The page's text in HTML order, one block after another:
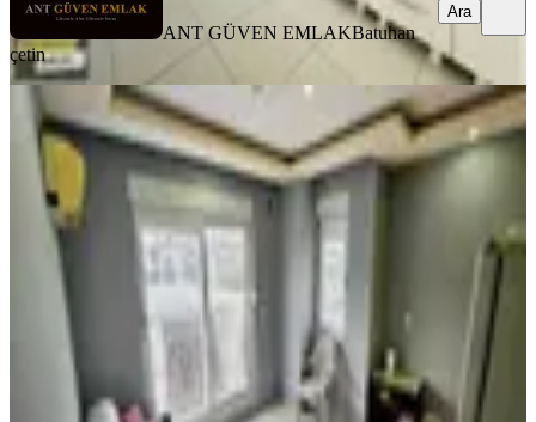
ANT GÜVEN EMLAKBatuhan
çetin
Ara
A K Mutludan Kültürde Eşyalı
Stüdyo Daire 1+1
Kepez, Kültür Mahallesi
1+1·40 m²· 07.08.2026
20.000 ₺
Mutlu İnanoğlu